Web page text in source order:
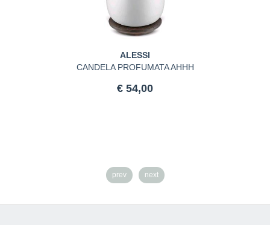
ALESSI
CANDELA PROFUMATA AHHH
€ 54,00
prev next